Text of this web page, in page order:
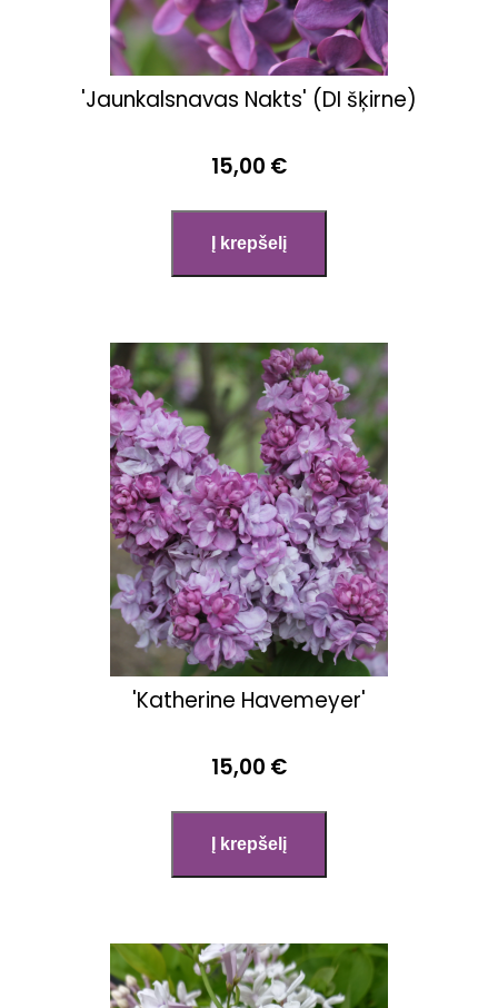
'Jaunkalsnavas Nakts' (DI šķirne)
15,00 €
'Katherine Havemeyer'
15,00 €